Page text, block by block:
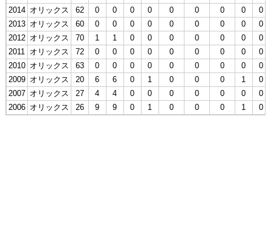
2014 オリックス 62 0 0 0 0 0 0 0 0
0
2013 オリックス 60 0 0 0 0 0 0 0 0
0
2012 オリックス 70 1 1 0 0 0 0 0 0
0
2011 オリックス 72 0 0 0 0 0 0 0 0
0
2010 オリックス 63 0 0 0 0 0 0 0 0
0
2009 オリックス 20 6 6 0 1 0 0 0 1
0
2007 オリックス 27 4 4 0 0 0 0 0 0
0
2006 オリックス 26 9 9 0 1 0 0 0 1 0